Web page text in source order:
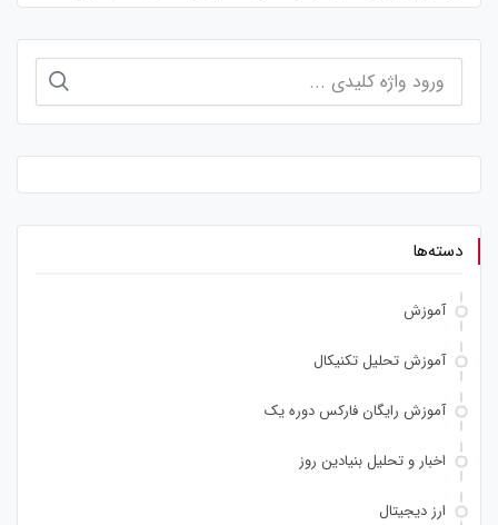
برای:
دسته‌ها
آموزش
آموزش تحلیل تکنیکال
آموزش رایگان فارکس دوره یک
اخبار و تحلیل بنیادین روز
ارز دیجیتال